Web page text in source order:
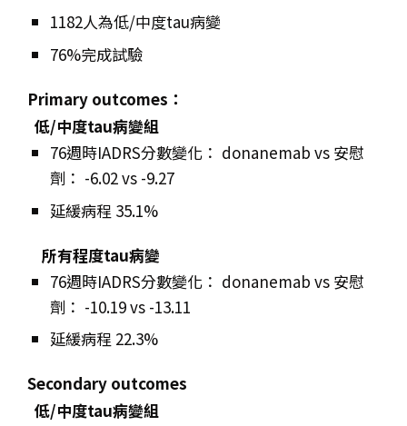
1182人為低/中度tau病變
76%完成試驗
Primary outcomes：
低/中度tau病變組
76週時IADRS分數變化： donanemab vs 安慰
劑： -6.02 vs -9.27
延緩病程 35.1%
所有程度tau病變
76週時IADRS分數變化： donanemab vs 安慰
劑： -10.19 vs -13.11
延緩病程 22.3%
Secondary outcomes
低/中度tau病變組